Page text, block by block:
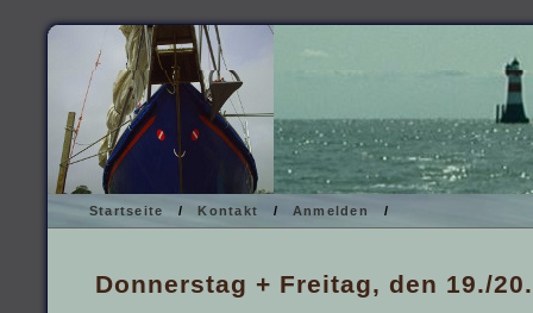
Startseite / Kontakt / Anmelden /
Donnerstag + Freitag, den 19./